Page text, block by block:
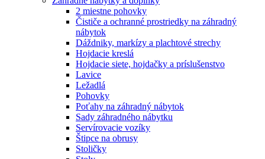
2 miestne pohovky
Čističe a ochranné prostriedky na záhradný
nábytok
Dáždniky, markízy a plachtové strechy
Hojdacie kreslá
Hojdacie siete, hojdačky a príslušenstvo
Lavice
Ležadlá
Pohovky
Poťahy na záhradný nábytok
Sady záhradného nábytku
Servírovacie vozíky
Štipce na obrusy
Stoličky